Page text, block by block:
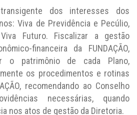
dos interesses dos
Viva de Previdência e Pecúlio,
Futuro. Fiscalizar a gestão
financeira da FUNDAÇÃO,
o patrimônio de cada Plano,
os procedimentos e rotinas
recomendando ao Conselho
necessárias, quando
nos atos de gestão da Diretoria.